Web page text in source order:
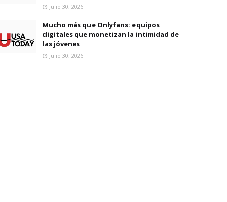
Julio 30, 2026
Mucho más que Onlyfans: equipos
digitales que monetizan la intimidad de
las jóvenes
Julio 30, 2026